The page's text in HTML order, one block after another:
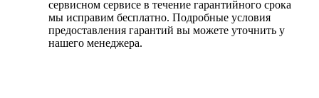
сервисном сервисе в течение гарантийного срока
мы исправим бесплатно. Подробные условия
предоставления гарантий вы можете уточнить у
нашего менеджера.